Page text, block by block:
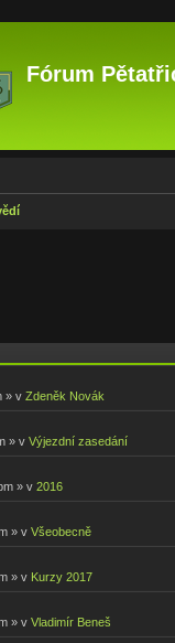
Fórum
» v Zdeněk Novák
» v Výjezdní zasedání
» v 2016
» v Všeobecně
» v Kurzy 2017
» v Vladimír Beneš